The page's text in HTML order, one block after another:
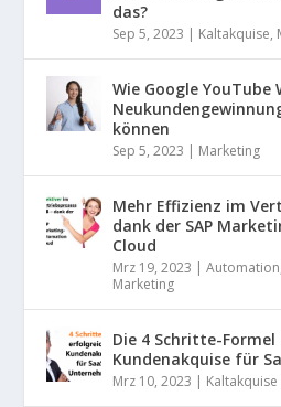
das?
Sep 5, 2023 | Kaltakquise,
Wie Google YouTube
können
Sep 5, 2023 | Marketing
Mehr Effizienz im
dank der SAP
Cloud
Mrz 19, 2023 |Automation
Marketing
Die 4 Schritte-
Kundenakquise für
Mrz 10, 2023 | Kaltakquise